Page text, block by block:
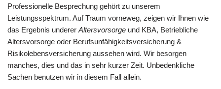
Professionelle Besprechung gehört zu unserem
Leistungsspektrum. Auf Traum vorneweg, zeigen wir Ihnen wie
das Ergebnis underer Altersvorsorge und KBA, Betriebliche
Altersvorsorge oder Berufsunfähigkeitsversicherung &
Risikolebensversicherung aussehen wird. Wir besorgen
manches, dies und das in sehr kurzer Zeit. Unbedenkliche
Sachen benutzen wir in diesem Fall allein.